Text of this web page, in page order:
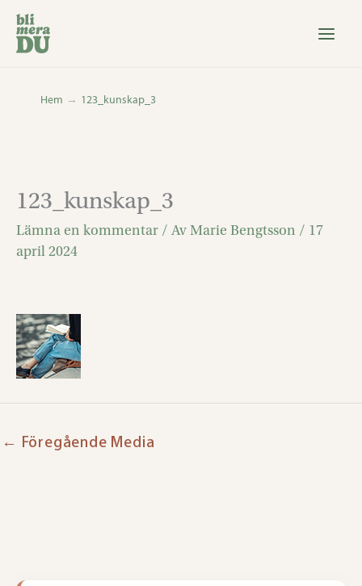
Hoppa
innehåll
Hem 123_kunskap_3
123_kunskap_3
Lämna en kommentar / AvMarie Bengtsson / 17
april 2024
← Föregående Media